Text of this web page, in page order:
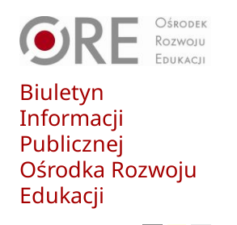
Biuletyn
Informacji
Publicznej
Ośrodka Rozwoju
Edukacji